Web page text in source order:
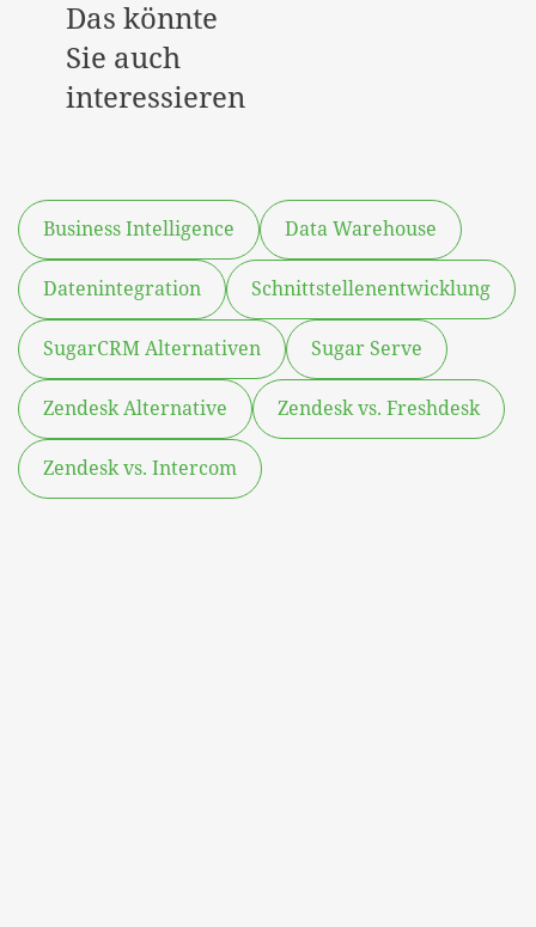
Das könnte
Sie auch
interessieren
Business Intelligence Data Warehouse
Datenintegration Schnittstellenentwicklung
SugarCRM Alternativen Sugar Serve
Zendesk Alternative Zendesk vs. Freshdesk
Zendesk vs. Intercom